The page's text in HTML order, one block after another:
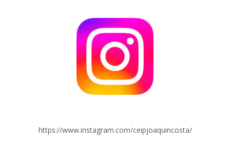
https://www.instagram.com/ceipjoaquincosta/